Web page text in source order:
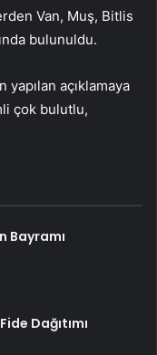
Van, Muş, Bitlis
bulunuldu.
açıklamaya
çok bulutlu,
Bayramı
Dağıtımı